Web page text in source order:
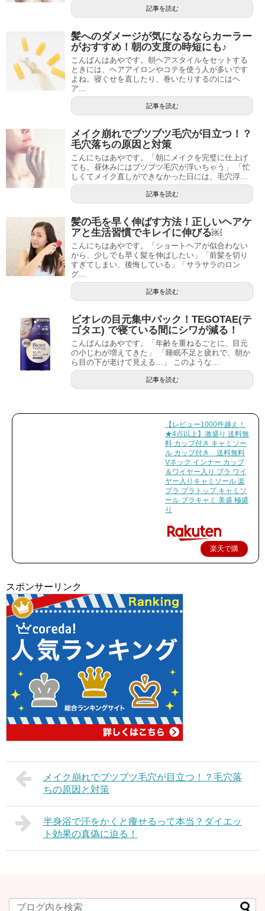
記事を読む
髪へのダメージが気になるならカーラー
がおすすめ！朝の支度の時短にも♪
こんばんはあやです。朝ヘアスタイルをセットする
ときには、ヘアアイロンやコテを使う人が多いです
よね。寝ぐせを直したり、巻いたりするのにはヘ
ア...
記事を読む
メイク崩れでブツブツ毛穴が目立つ！？
毛穴落ちの原因と対策
こんにちはあやです。「朝にメイクを完璧に仕上げ
ても、昼休みにはブツブツ毛穴が浮いちゃう」 「忙
しくてメイク直しができなかった日には、毛穴浮...
記事を読む
髪の毛を早く伸ばす方法！正しいヘアケ
アと生活習慣でキレイに伸びる￼
こんにちはあやです。「ショートヘアが似合わない
から、少しでも早く髪を伸ばしたい」「前髪を切り
すぎてしまい、後悔している」「サラサラのロン
グ...
記事を読む
ビオレの目元集中パック！TEGOTAE(テ
ゴタエ) で寝ている間にシワが減る！
こんばんはあやです。「年齢を重ねるごとに、目元
の小じわが増えてきた」 「睡眠不足と疲れで、朝か
ら目の下が老けて見える…」 このような...
記事を読む
【レビュー1000件越え！
★4点以上】激盛り 送料無
料 カップ付き キャミソー
ル カップ付き 送料無料
Vネック インナー カップ
＆ワイヤー入り ブラ ワイ
ヤー入りキャミソール 楽
ブラ ブラトップ キャミソ
ール ブラキャミ 美盛 極盛
り
楽天で購
入
スポンサーリンク
メイク崩れでブツブツ毛穴が目立つ！？毛穴落
ちの原因と対策
半身浴で汗をかくと痩せるって本当？ダイエッ
ト効果の真偽に迫る！